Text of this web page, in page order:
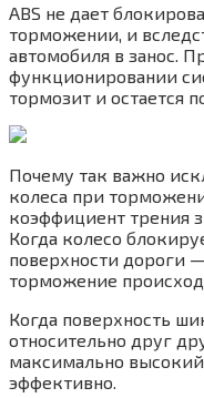
ABS не дает
торможении, и
автомобиля в занос.
функционировании
тормозит и остается
Почему так важно
колеса при
коэффициент трения
Когда колесо
поверхности дороги
торможение
Когда поверхность
относительно друг
максимально
эффективно.